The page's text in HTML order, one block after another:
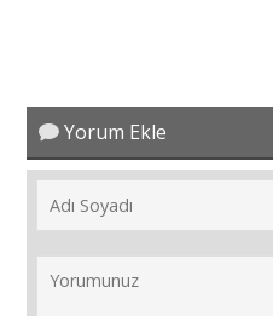
Yorum Ekle